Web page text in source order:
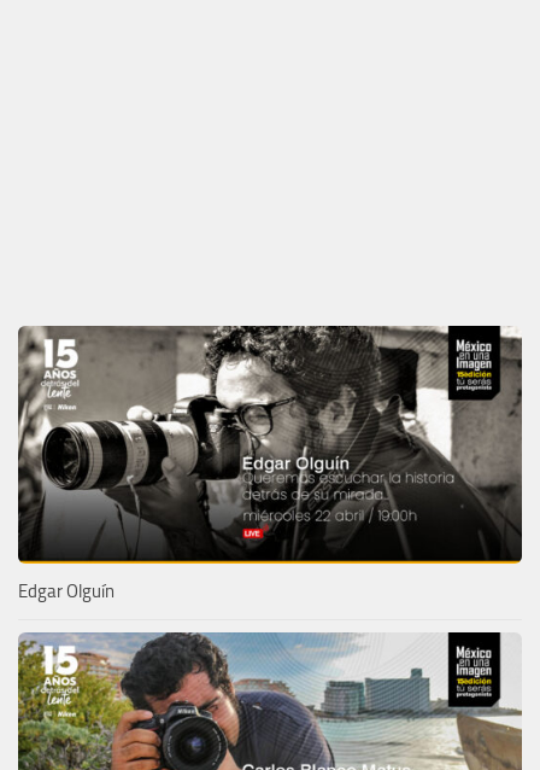
Edgar Olguín